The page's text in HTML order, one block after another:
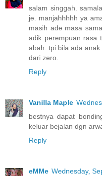
salam singgah.
je. manjahhhhh ya
masih ade masa
adik perempuan rasa
abah. tpi bila ada
dari zero.
Reply
Vanilla Maple
bestnya dapat
keluar bejalan dgn
Reply
eMMe Wednesday,